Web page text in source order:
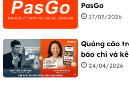
PasGo
17/07/2026
Quảng cáo
báo chí và
24/04/2026